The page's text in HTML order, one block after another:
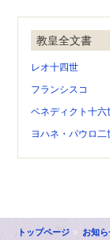
教皇全文書
レオ十四世
フランシスコ
ベネディクト十六
ヨハネ・パウロ二
トップページ お知ら